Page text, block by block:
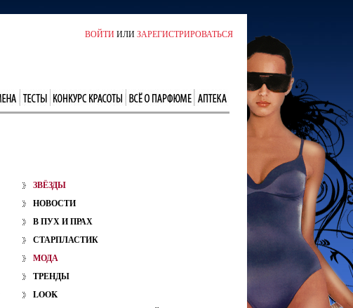
ВОЙТИИЛИЗАРЕГИСТРИРОВАТЬСЯ
ЗВЁЗДЫ
НОВОСТИ
В ПУХ И ПРАХ
СТАРПЛАСТИК
МОДА
ТРЕНДЫ
LOOK